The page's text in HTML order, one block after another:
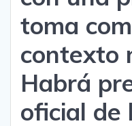
toma
contexto
Habrá
oficial de